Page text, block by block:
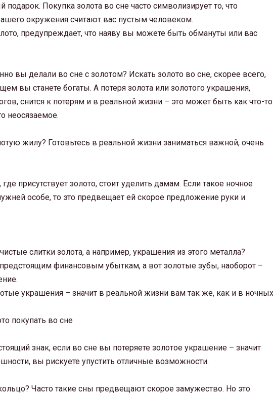
подарок. Покупка золота во сне часто символизирует то, что
окружения считают вас пустым человеком.
предупреждает, что наяву вы можете быть обмануты или вас
вы делали во сне с золотом? Искать золото во сне, скорее всего,
вы станете богаты. А потеря золота или золотого украшения,
снится к потерям и в реальной жизни – это может быть как что-то
неосязаемое.
жилу? Готовьтесь в реальной жизни заниматься важной, очень
присутствует золото, стоит уделить дамам. Если такое ночное
особе, то это предвещает ей скорое предложение руки и
слитки золота, а например, украшения из этого металла?
предстоящим финансовым убыткам, а вот золотые зубы, наоборот –
украшения – значит в реальной жизни вам так же, как и в ночных
знак, если во сне вы потеряете золотое украшение – значит
вы рискуете упустить отличные возможности.
Часто такие сны предвещают скорое замужество. Но это